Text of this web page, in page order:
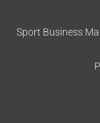
Sport Business